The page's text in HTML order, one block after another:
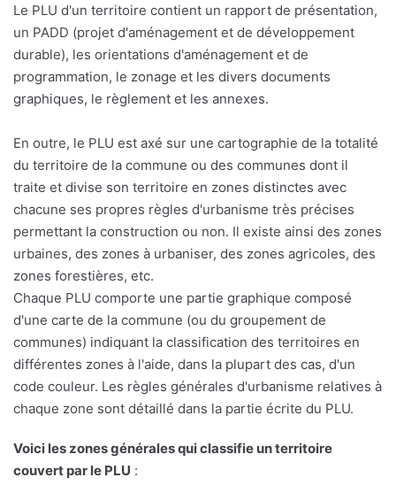
Le PLU d'un territoire contient un rapport de présentation,
un PADD (projet d'aménagement et de développement
durable), les orientations d'aménagement et de
programmation, le zonage et les divers documents
graphiques, le règlement et les annexes.
En outre, le PLU est axé sur une cartographie de la totalité
du territoire de la commune ou des communes dont il
traite et divise son territoire en zones distinctes avec
chacune ses propres règles d'urbanisme très précises
permettant la construction ou non. Il existe ainsi des zones
urbaines, des zones à urbaniser, des zones agricoles, des
zones forestières, etc.
Chaque PLU comporte une partie graphique composé
d'une carte de la commune (ou du groupement de
communes) indiquant la classification des territoires en
différentes zones à l'aide, dans la plupart des cas, d'un
code couleur. Les règles générales d'urbanisme relatives à
chaque zone sont détaillé dans la partie écrite du PLU.
Voici les zones générales qui classifie un territoire
couvert par le PLU :